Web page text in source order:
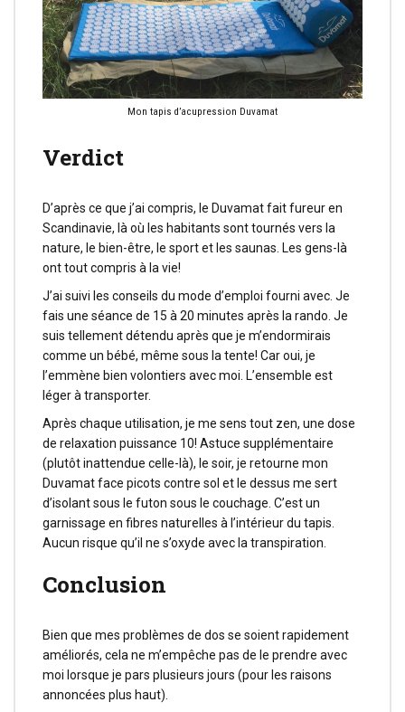
Mon tapis d’acupression Duvamat
Verdict
D’après ce que j’ai compris, le Duvamat fait fureur en
Scandinavie, là où les habitants sont tournés vers la
nature, le bien-être, le sport et les saunas. Les gens-là
ont tout compris à la vie!
J’ai suivi les conseils du mode d’emploi fourni avec. Je
fais une séance de 15 à 20 minutes après la rando. Je
suis tellement détendu après que je m’endormirais
comme un bébé, même sous la tente! Car oui, je
l’emmène bien volontiers avec moi. L’ensemble est
léger à transporter.
Après chaque utilisation, je me sens tout zen, une dose
de relaxation puissance 10! Astuce supplémentaire
(plutôt inattendue celle-là), le soir, je retourne mon
Duvamat face picots contre sol et le dessus me sert
d’isolant sous le futon sous le couchage. C’est un
garnissage en fibres naturelles à l’intérieur du tapis.
Aucun risque qu’il ne s’oxyde avec la transpiration.
Conclusion
Bien que mes problèmes de dos se soient rapidement
améliorés, cela ne m’empêche pas de le prendre avec
moi lorsque je pars plusieurs jours (pour les raisons
annoncées plus haut).